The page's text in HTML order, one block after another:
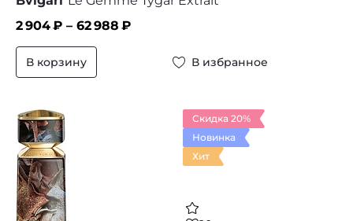
2 904₽ – 62 988 ₽
В корзину В избранное
Скидка 20%
Новинка
Хит